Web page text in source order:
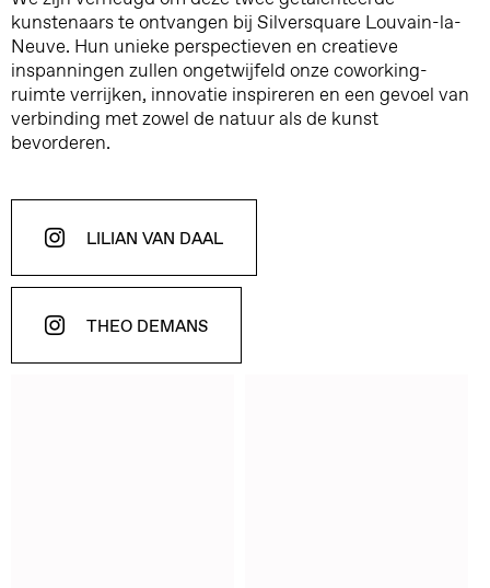
kunstenaars te ontvangen bij Silversquare Louvain-la-
Neuve. Hun unieke perspectieven en creatieve
inspanningen zullen ongetwijfeld onze coworking-
ruimte verrijken, innovatie inspireren en een gevoel van
verbinding met zowel de natuur als de kunst
bevorderen.
LILIAN VAN DAAL
THEO DEMANS